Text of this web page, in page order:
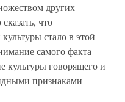
других
что
стало в этой
самого факта
культуры говорящего и
признаками